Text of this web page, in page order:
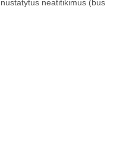
neatitikimus (bus